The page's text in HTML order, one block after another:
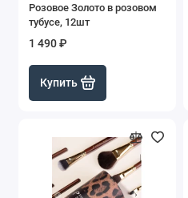
Розовое Золото в розовом
тубусе, 12шт
1 490 ₽
Купить